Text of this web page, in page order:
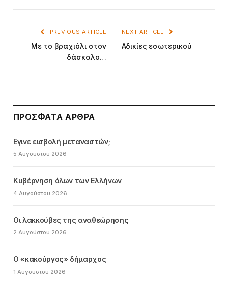
PREVIOUS ARTICLE
Με το βραχιόλι στον
δάσκαλο…
NEXT ARTICLE
Αδικίες εσωτερικού
ΠΡΌΣΦΑΤΑ ΆΡΘΡΑ
Εγινε εισβολή μεταναστών;
5 Αυγούστου 2026
Κυβέρνηση όλων των Ελλήνων
4 Αυγούστου 2026
Οι λακκούβες της αναθεώρησης
2 Αυγούστου 2026
Ο «κακούργος» δήμαρχος
1 Αυγούστου 2026